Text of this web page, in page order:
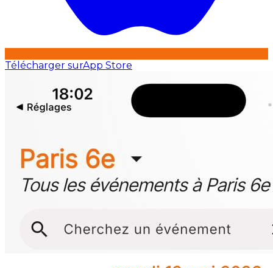
Télécharger surApp Store